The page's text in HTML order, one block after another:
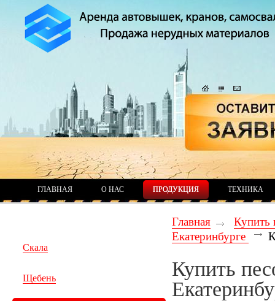
ГЛАВНАЯ О НАС ПРОДУКЦИЯ ТЕХНИКА
Скала
Щебень
Главная
Купить
Екатеринбурге
Купить